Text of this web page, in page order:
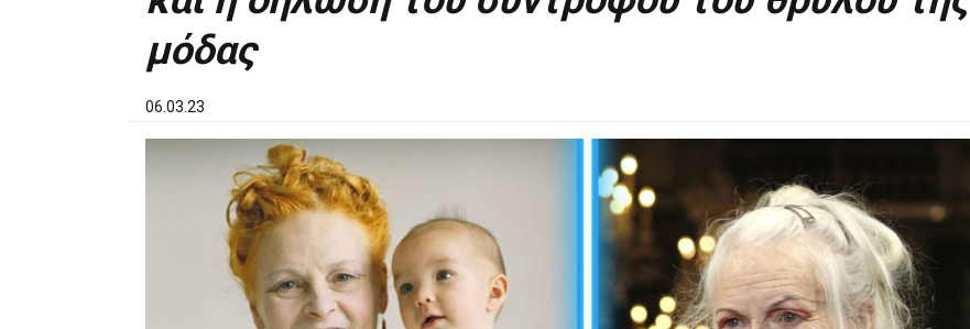
μόδας
06.03.23